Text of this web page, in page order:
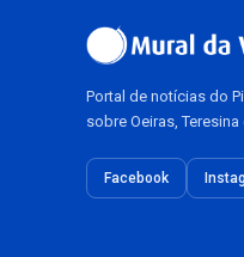
Portal de notícias do
sobre Oeiras,
Facebook